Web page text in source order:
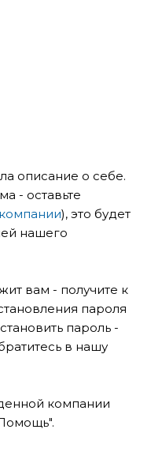
описание о себе.
- оставьте
), это будет
нашего
вам - получите к
пароля
пароль -
в нашу
компании